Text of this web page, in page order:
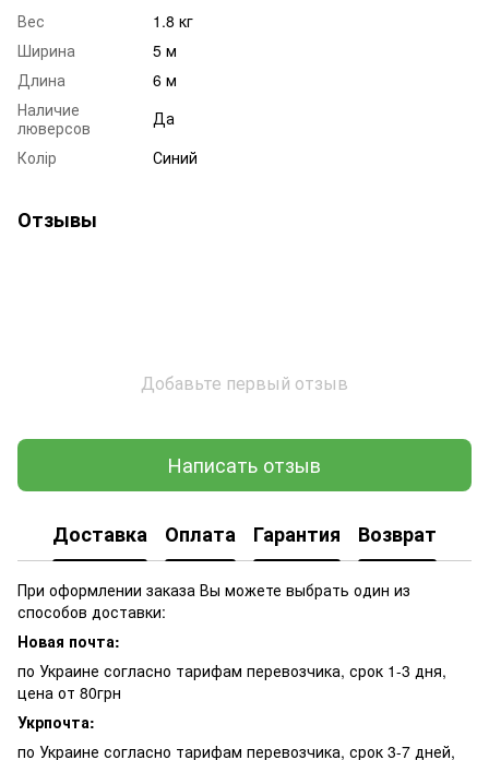
Вес
1.8 кг
Ширина
5 м
Длина
6 м
Наличие
люверсов
Да
Колір
Синий
Отзывы
Добавьте первый отзыв
Написать отзыв
Доставка Оплата Гарантия Возврат
При оформлении заказа Вы можете выбрать один из
способов доставки:
Новая почта:
по Украине согласно тарифам перевозчика, срок 1-3 дня,
цена от 80грн
Укрпочта:
по Украине согласно тарифам перевозчика, срок 3-7 дней,